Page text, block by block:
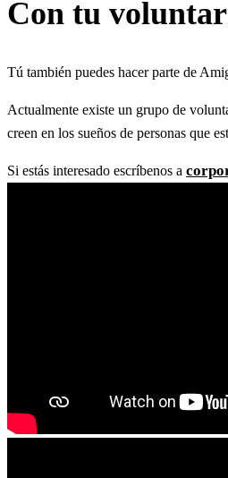
Ver
Revista El
Con tu
Tú también puedes hacer parte de
Actualmente existe un grupo de
creen en los sueños de personas que
Si estás interesado escríbenos a